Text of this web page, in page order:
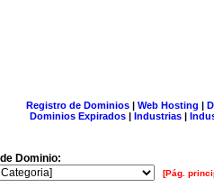
Registro de Dominios| Web Hosting |
Dominios Expirados | Industrias |
Dominio:
[Pág.